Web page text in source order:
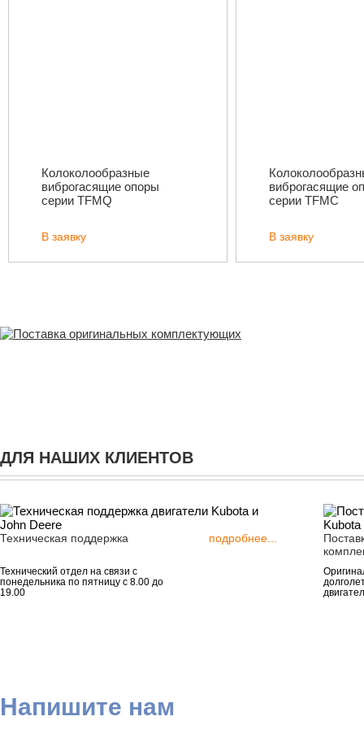
Колоколообразные
виброгасящие опоры
серии TFMQ
В заявку
виброгасящие
серии TFMC
В заявку
ДЛЯ НАШИХ КЛИЕНТОВ
Техническая поддержка
Технический отдел на связи с
понедельника по пятницу с 8.00 до
19.00
подробнее...
Напишите нам